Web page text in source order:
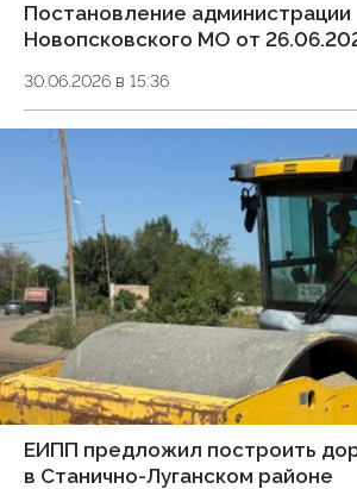
Постановление администрации
Новопсковского МО от
30.06.2026 в 15:36
ЕИПП предложил построить
в Станично-Луганском районе